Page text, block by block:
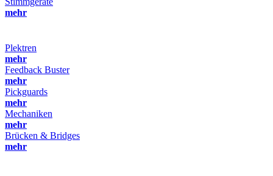
mehr
Plektren
mehr
Feedback Buster
mehr
Pickguards
mehr
Mechaniken
mehr
Brücken & Bridges
mehr